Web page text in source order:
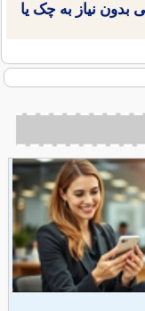
بدون نیاز به چک یا